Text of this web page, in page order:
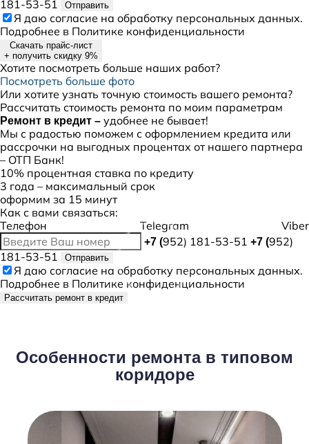
181-53-51 Отправить
Я даю согласие на обработку персональных данных.
Подробнее в Политике конфиденциальности
Скачать прайс-лист
+ получить скидку 9%
Хотите посмотреть больше наших работ?
Посмотреть больше фото
Или хотите узнать точную стоимость вашего ремонта?
Рассчитать стоимость ремонта по моим параметрам
Ремонт в кредит – удобнее не бывает!
Мы с радостью поможем с оформлением кредита или
рассрочки на выгодных процентах от нашего партнера
– ОТП Банк!
10% процентная ставка по кредиту
3 года – максимальный срок
оформим за 15 минут
Как с вами связаться:
Телефон
Telegram Viber
+7 (952) 181-53-51 +7 (952)
181-53-51
Отправить
Я даю согласие на обработку персональных данных.
Подробнее в Политике конфиденциальности
Рассчитать ремонт в кредит
Особенности ремонта в типовом
коридоре